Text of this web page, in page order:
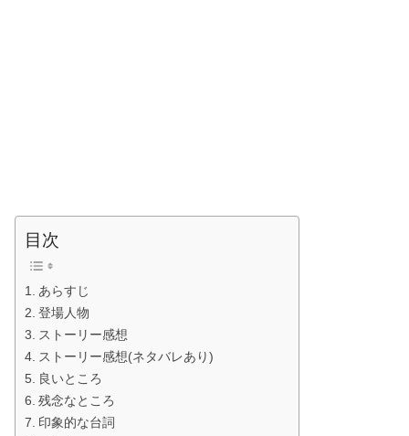
目次
あらすじ
登場人物
ストーリー感想
ストーリー感想(ネタバレあり)
良いところ
残念なところ
印象的な台詞